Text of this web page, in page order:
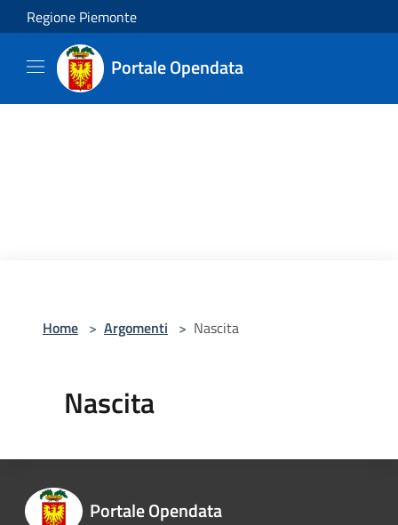
Salta al contenuto principale
Regione Piemonte
Portale Opendata
Home > Argomenti > Nascita
Nascita
Portale Opendata